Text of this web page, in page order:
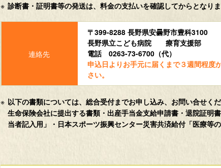
診断書・証明書等の発送は、料金の支払いを確認してからとなり
〒399-8288 長野県安曇野市豊科3100
長野県立こども病院 療育支援部
電話 0263-73-6700（代）
申込日よりお手元に届くまで３週間程度
さい。
以下の書類については、総合受付までお申し込み、お問い合せくだ
生命保険会社に提出する書類・出産手当金支給申請書・退院証明
当者記入用」・日本スポーツ振興センター災害共済給付「医療等